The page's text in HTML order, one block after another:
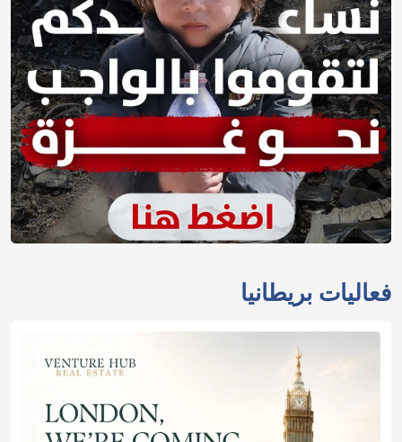
فعاليات بريطانيا